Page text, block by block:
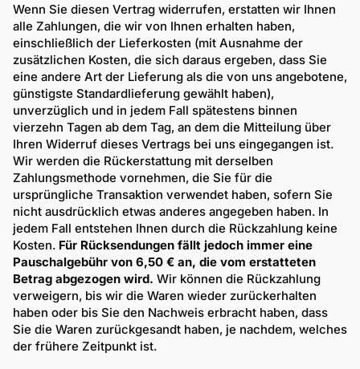
Wenn Sie diesen Vertrag widerrufen, erstatten wir Ihnen
alle Zahlungen, die wir von Ihnen erhalten haben,
einschließlich der Lieferkosten (mit Ausnahme der
zusätzlichen Kosten, die sich daraus ergeben, dass Sie
eine andere Art der Lieferung als die von uns angebotene,
günstigste Standardlieferung gewählt haben),
unverzüglich und in jedem Fall spätestens binnen
vierzehn Tagen ab dem Tag, an dem die Mitteilung über
Ihren Widerruf dieses Vertrags bei uns eingegangen ist.
Wir werden die Rückerstattung mit derselben
Zahlungsmethode vornehmen, die Sie für die
ursprüngliche Transaktion verwendet haben, sofern Sie
nicht ausdrücklich etwas anderes angegeben haben. In
jedem Fall entstehen Ihnen durch die Rückzahlung keine
Kosten. Für Rücksendungen fällt jedoch immer eine
Pauschalgebühr von 6,50 € an, die vom erstatteten
Betrag abgezogen wird. Wir können die Rückzahlung
verweigern, bis wir die Waren wieder zurückerhalten
haben oder bis Sie den Nachweis erbracht haben, dass
Sie die Waren zurückgesandt haben, je nachdem, welches
der frühere Zeitpunkt ist.